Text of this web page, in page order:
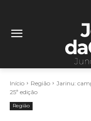
Início Região
Jarinu:
25ª edição
Região